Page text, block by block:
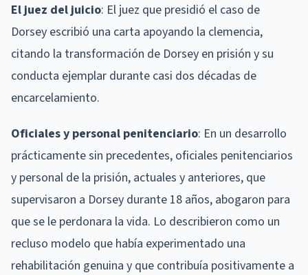
El juez del juicio: El juez que presidió el caso de
Dorsey escribió una carta apoyando la clemencia,
citando la transformación de Dorsey en prisión y su
conducta ejemplar durante casi dos décadas de
encarcelamiento.
Oficiales y personal penitenciario: En un desarrollo
prácticamente sin precedentes, oficiales penitenciarios
y personal de la prisión, actuales y anteriores, que
supervisaron a Dorsey durante 18 años, abogaron para
que se le perdonara la vida. Lo describieron como un
recluso modelo que había experimentado una
rehabilitación genuina y que contribuía positivamente a